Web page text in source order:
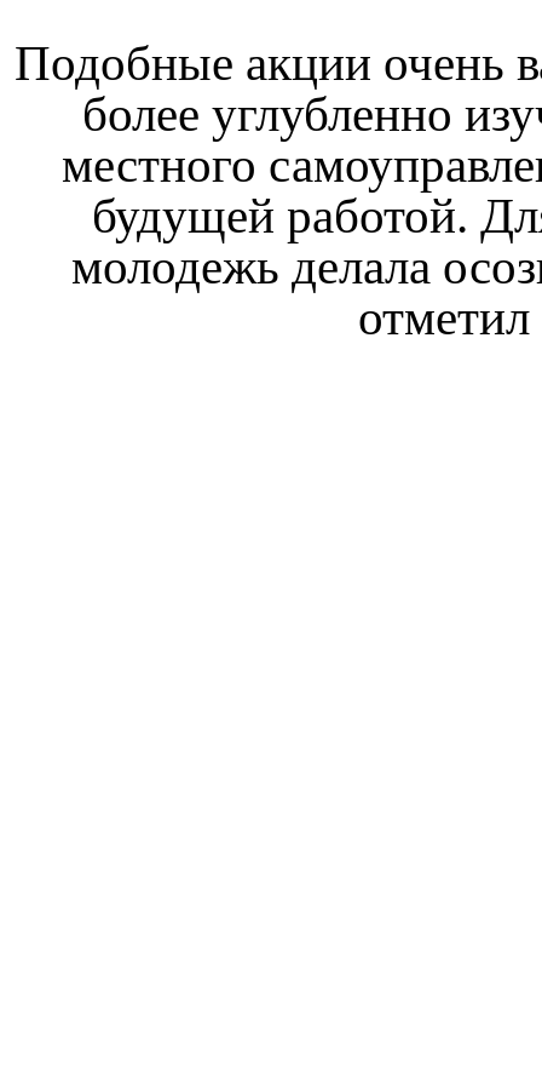
Подобные акции очень
более углубленно
местного
будущей работой.
молодежь делала
отметил